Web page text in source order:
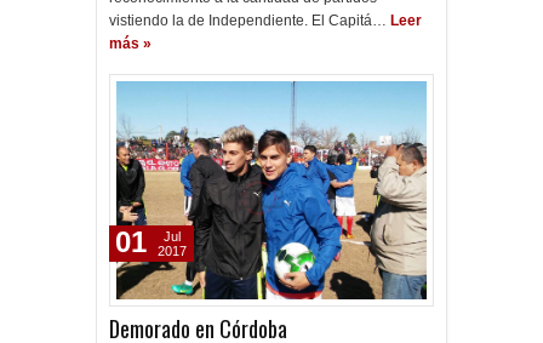
vistiendo la de Independiente. El Capitá… Leer
más »
Demorado en Córdoba
01
Jul
2017